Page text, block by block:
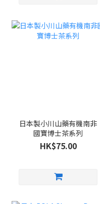
日本製小川山藥有機南非
國寶博士茶系列
HK$75.00